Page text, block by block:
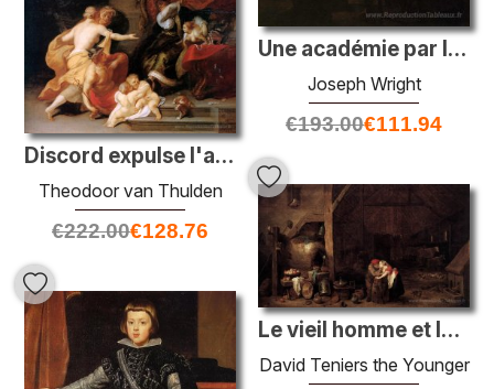
Une académie par lampe de lampe
Joseph Wright
€193.00€111.94
Discord expulse l'art et la science
Theodoor van Thulden
€222.00€128.76
Le vieil homme et la femme de chambre
David Teniers the Younger